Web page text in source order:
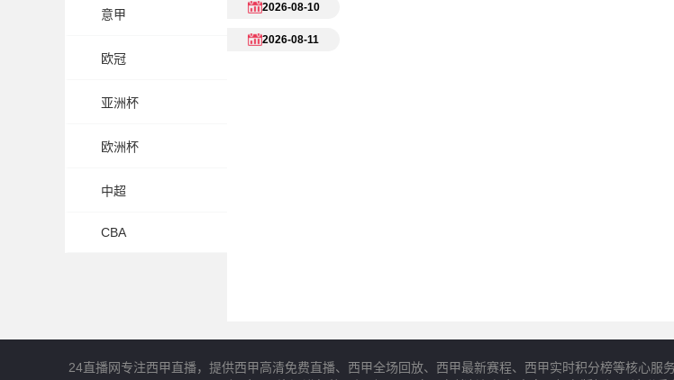
意甲
欧冠
亚洲杯
欧洲杯
中超
CBA
2026-08-10
2026-08-11
24直播网专注西甲直播，提供西甲高清免费直播、西甲全场回放、西甲最新赛程、西甲实时积分榜等核心